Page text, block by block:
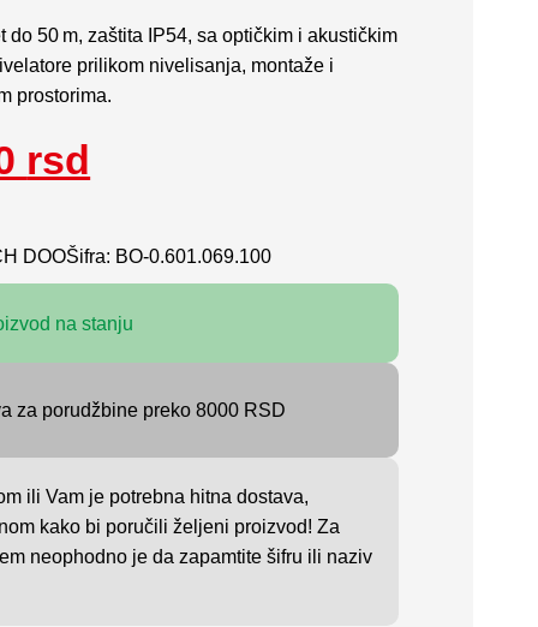
50 m, zaštita IP54, sa optičkim i akustičkim
prilikom nivelisanja, montaže i
prostorima.
rsd
DOOŠifra: BO-0.601.069.100
na stanju
za porudžbine preko 8000 RSD
ili Vam je potrebna hitna dostava,
kako bi poručili željeni proizvod! Za
neophodno je da zapamtite šifru ili naziv